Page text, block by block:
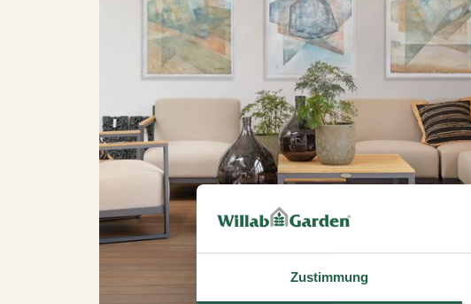
Zustimmung